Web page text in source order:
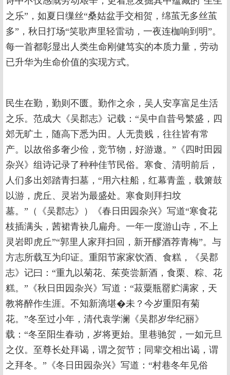
之乐”，如夏日缫丝“桑姑盆手交相贺，绵茧无多丝茧
多”，秋日打场“笑歌声里轻雷动，一夜连枷响到明”。
每一首都彰显出人类生命刚健笃实的本质力量，劳动
已升华为生命价值的实现方式。
民生在勤，勤则不匮。勤作之余，吴人安享富足生活
之乐。范成大《吴郡志》记载：“吴中自昔号繁盛，四
郊无旷土，随高下悉为田。人无贵贱，往往皆有常
产。以故俗多奢少俭，竞节物，好游遨。”《四时田园
杂兴》组诗记录了种种佳节民俗。寒食、清明前后，
人们多出郊踏青扫墓，“用六柱船，红幕青盖，载箫鼓
以游，虎丘、灵岩为最盛处。寒食则拜扫坟
墓。”（《吴郡志》）《春日田园杂兴》写道“寒食花
枝插满头，茜裙青袂几扁舟。一年一度游山寺，不上
灵岩即虎丘”“郭里人家拜扫回，新开醪酒荐青梅”。与
方志所载互为印证。重阳节家家饮酒、食糕，《吴郡
志》记曰：“重九以菊花、茱萸尝新酒，食栗、粽、花
糕。”《秋日田园杂兴》写道：“菽粟瓶罂贮满家，天
教将醉作生涯。不知新滴堪�未？今岁重阳有菊
花。”冬至过小年，清代袁学澜《吴郡岁华纪丽》
载：“冬至阳生春动，岁将更始。里巷驰贺，一如元旦
之仪。至尊长处拜谒，谓之贺节；同辈交相出谒，谓
之拜冬。”《冬日田园杂兴》写道：“村巷冬年见俗